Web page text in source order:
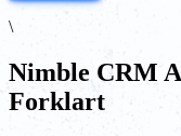
\
Nimble CRM
Forklart